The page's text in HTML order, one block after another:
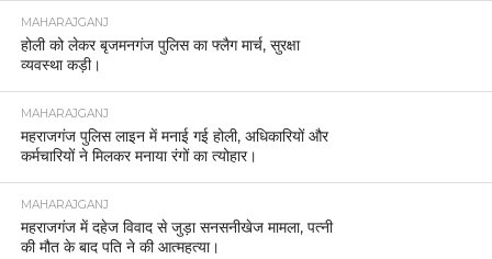
MAHARAJGANJ
होली को लेकर बृजमनगंज पुलिस का फ्लैग मार्च, सुरक्षा
व्यवस्था कड़ी।
MAHARAJGANJ
महराजगंज पुलिस लाइन में मनाई गई होली, अधिकारियों और
कर्मचारियों ने मिलकर मनाया रंगों का त्योहार।
MAHARAJGANJ
महराजगंज में दहेज विवाद से जुड़ा सनसनीखेज मामला, पत्नी
की मौत के बाद पति ने की आत्महत्या।